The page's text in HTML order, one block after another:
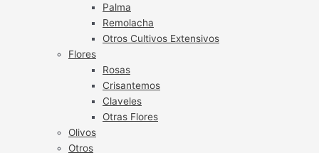
Palma
Remolacha
Otros Cultivos Extensivos
Flores
Rosas
Crisantemos
Claveles
Otras Flores
Olivos
Otros